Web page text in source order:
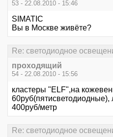
53 - 22.08.2010 - 15:46
SIMATIC
Вы в Москве живёте?
Re: светодиодное
проходящий
54 - 22.08.2010 - 15:56
кластеры "ELF",на
400руб/метр
Re: светодиодное